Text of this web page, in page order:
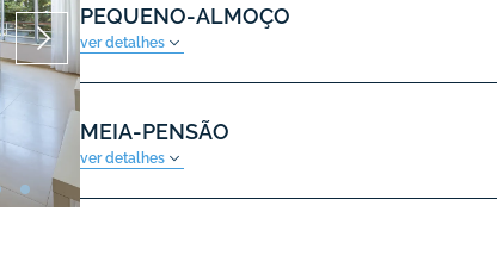
PEQUENO-ALMOÇO
ver detalhes
MEIA-PENSÃO
ver detalhes